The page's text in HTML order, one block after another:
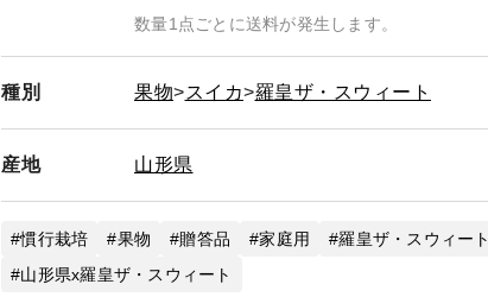
数量1点ごとに送料が発生します。
種別 果物 スイカ 羅皇ザ・スウィート
産地 山形県
慣行栽培 果物 贈答品 家庭用 羅皇ザ・スウィート
山形県x羅皇ザ・スウィート